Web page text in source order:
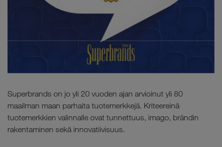
Superbrands on jo yli 20 vuoden ajan arvioinut yli 80
maailman maan parhaita tuotemerkkejä. Kriteereinä
tuotemerkkien valinnalle ovat tunnettuus, imago, brändin
rakentaminen sekä innovatiivisuus.